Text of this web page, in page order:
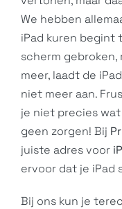
We hebben
iPad kuren begint
scherm
meer, laadt de iPad
niet meer aan.
je niet precies wat
geen zorgen! Bij
juiste adres voor
ervoor dat je iPad
Bij ons kun je